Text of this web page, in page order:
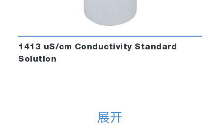
1413 uS/cm Conductivity Standard
Solution
展开